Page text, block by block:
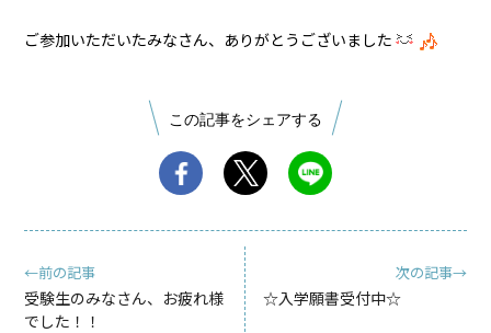
ご参加いただいたみなさん、ありがとうございました
この記事をシェアする
←前の記事
受験生のみなさん、お疲れ様
でした！！
次の記事→
☆入学願書受付中☆